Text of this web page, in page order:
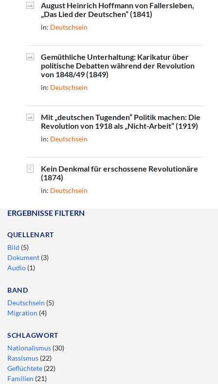
August Heinrich Hoffmann von Fallersleben,
„Das Lied der Deutschen“ (1841)
in: Deutschsein
Gemüthliche Unterhaltung: Karikatur über
politische Debatten während der Revolution
von 1848/49 (1849)
in: Deutschsein
Mit „deutschen Tugenden“ Politik machen: Die
Revolution von 1918 als „Nicht-Arbeit“ (1919)
in: Deutschsein
Kein Denkmal für erschossene Revolutionäre
(1874)
in: Deutschsein
ERGEBNISSE FILTERN
QUELLENART
Bild (5)
Dokument (3)
Audio (1)
BAND
Deutschsein (5)
Migration (4)
SCHLAGWORT
Nationalismus (30)
Rassismus (22)
Geflüchtete (22)
Familien (21)